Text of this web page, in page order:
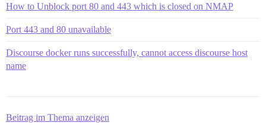
How to Unblock port 80 and 443 which is closed on NMAP
Port 443 and 80 unavailable
Discourse docker runs successfully, cannot access discourse host
name
Beitrag im Thema anzeigen